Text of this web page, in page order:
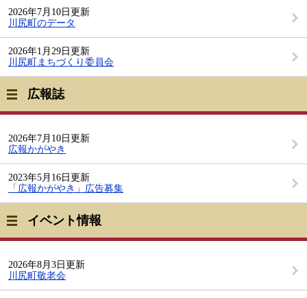
2026年7月10日更新
川尻町のデータ
2026年1月29日更新
川尻町まちづくり委員会
広報誌
2026年7月10日更新
広報かがやき
2023年5月16日更新
「広報かがやき」広告募集
イベント情報
2026年8月3日更新
川尻町敬老会